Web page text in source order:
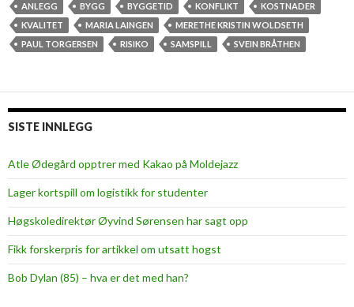
ANLEGG BYGG BYGGETID KONFLIKT
KOSTNADER
KVALITET
MARIA LAINGEN
MERETHE KRISTIN WOLDSETH
PAUL TORGERSEN
RISIKO SAMSPILL SVEIN BRÅTHEN
SISTE INNLEGG
Atle Ødegård opptrer med Kakao på Moldejazz
Lager kortspill om logistikk for studenter
Høgskoledirektør Øyvind Sørensen har sagt opp
Fikk forskerpris for artikkel om utsatt hogst
Bob Dylan (85) – hva er det med han?